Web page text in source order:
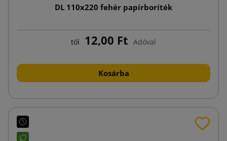
DL 110x220 fehér papírboríték
tól 12,00 Ft Adóval
Kosárba